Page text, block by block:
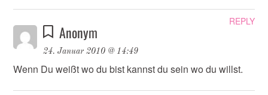
Anonym
24. Januar 2010 @ 14:49
Wenn Du weißt wo du bist kannst du sein wo du willst.
REPLY